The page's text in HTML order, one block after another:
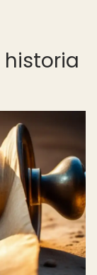
historia